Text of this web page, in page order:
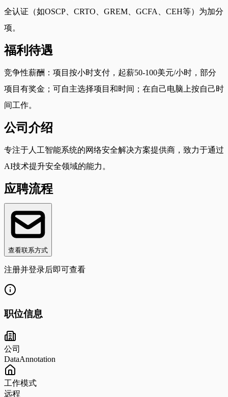
全认证（如OSCP、CRTO、GREM、GCFA、CEH等）为加分
项。
福利待遇
竞争性薪酬：项目按小时支付，起薪50-100美元/小时，部分
项目有奖金；可自主选择项目和时间；在自己电脑上按自己时
间工作。
公司介绍
专注于人工智能系统的网络安全解决方案提供商，致力于通过
AI技术提升安全领域的能力。
应聘流程
查看联系方式
注册并登录后即可查看
职位信息
公司
DataAnnotation
工作模式
远程